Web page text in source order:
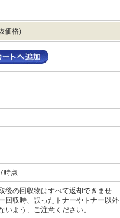
価格)
時点
後の回収物はすべて返却できませ
回収時、誤ったトナーやトナー以外
いよう、ご注意ください。